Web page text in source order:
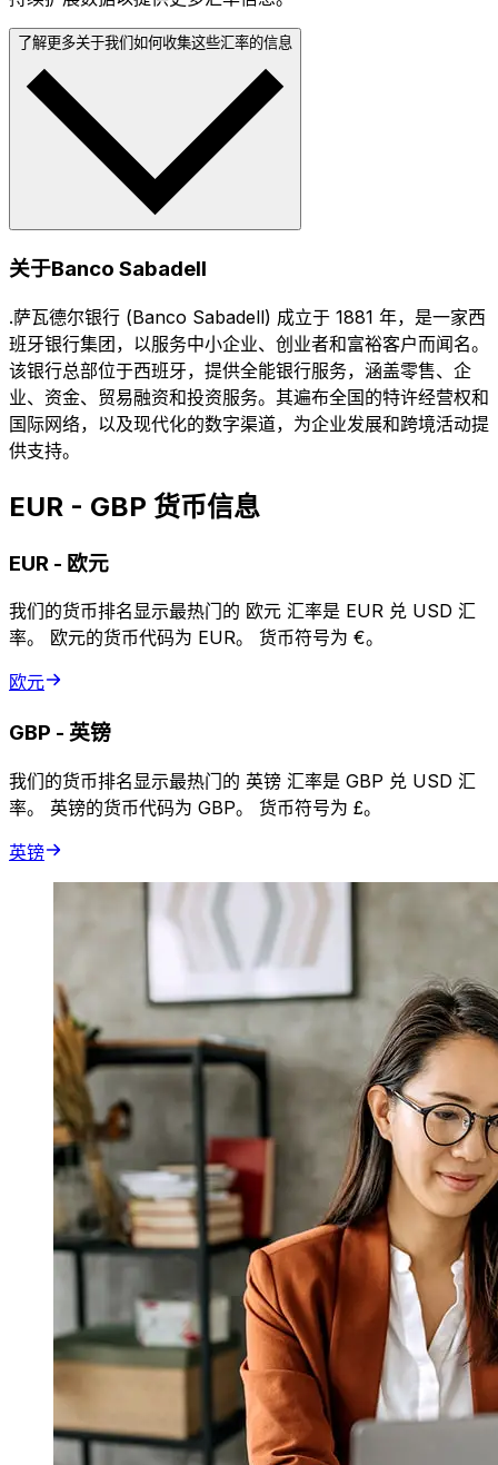
了解更多关于我们如何收集这些汇率的信息
关于Banco Sabadell
.萨瓦德尔银行 (Banco Sabadell) 成立于 1881 年，是一家西
班牙银行集团，以服务中小企业、创业者和富裕客户而闻名。
该银行总部位于西班牙，提供全能银行服务，涵盖零售、企
业、资金、贸易融资和投资服务。其遍布全国的特许经营权和
国际网络，以及现代化的数字渠道，为企业发展和跨境活动提
供支持。
EUR - GBP 货币信息
EUR - 欧元
我们的货币排名显示最热门的 欧元 汇率是 EUR 兑 USD 汇
率。 欧元的货币代码为 EUR。 货币符号为 €。
欧元
GBP - 英镑
我们的货币排名显示最热门的 英镑 汇率是 GBP 兑 USD 汇
率。 英镑的货币代码为 GBP。 货币符号为 £。
英镑